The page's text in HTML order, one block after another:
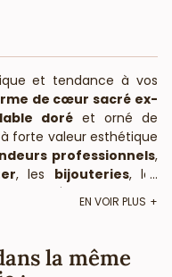
et tendance à vos
de cœur sacré ex-
doré et orné de
à forte valeur esthétique
professionnels,
, les bijouteries, les
beauté
émail coloré.
...
EN VOIR PLUS
la même